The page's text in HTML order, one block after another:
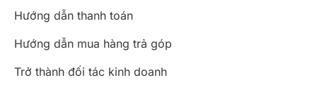
Hướng dẫn thanh toán
Hướng dẫn mua hàng trả góp
Trở thành đối tác kinh doanh